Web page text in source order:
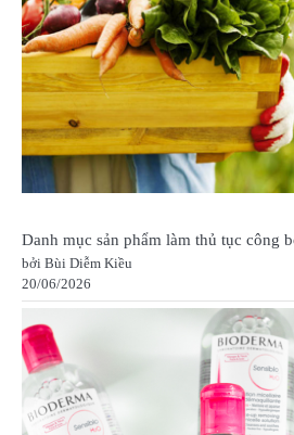
Danh mục sản phẩm làm thủ tục công
bởi Bùi Diễm Kiều
20/06/2026